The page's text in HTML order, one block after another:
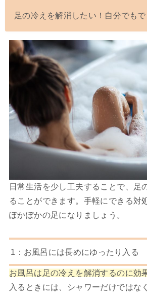
足の冷えを解消したい！自分でも
日常生活を少し工夫することで、足
ることができます。手軽にできる対
ぽかぽかの足になりましょう。
1：お風呂には長めにゆったり入る
お風呂は足の冷えを解消するのに効
入るときには、シャワーだけではな